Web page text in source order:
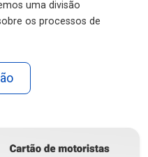
uma divisão
os processos de